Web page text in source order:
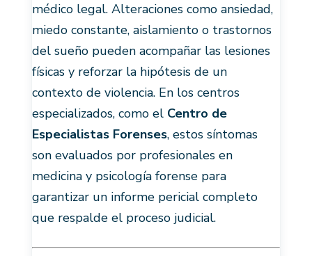
médico legal. Alteraciones como ansiedad,
miedo constante, aislamiento o trastornos
del sueño pueden acompañar las lesiones
físicas y reforzar la hipótesis de un
contexto de violencia. En los centros
especializados, como el Centro de
Especialistas Forenses, estos síntomas
son evaluados por profesionales en
medicina y psicología forense para
garantizar un informe pericial completo
que respalde el proceso judicial.